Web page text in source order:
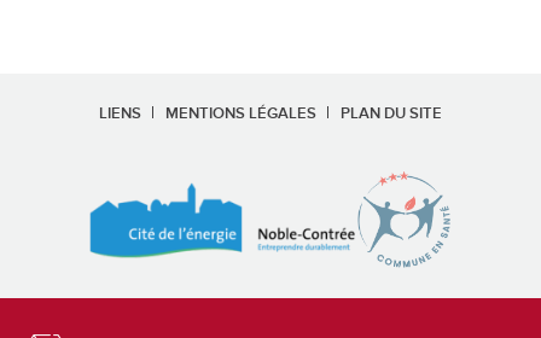
LIENS MENTIONS LÉGALES PLAN DU SITE